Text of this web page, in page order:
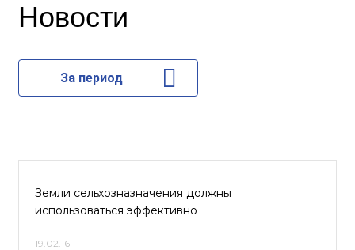
Новости
За период
Земли сельхозназначения должны
использоваться эффективно
19.02.16